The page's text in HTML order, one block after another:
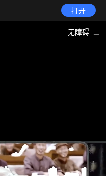
打开
无障碍